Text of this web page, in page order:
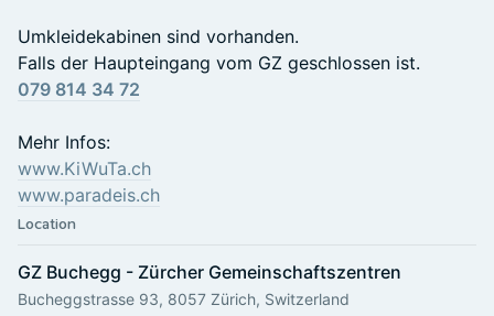
Umkleidekabinen sind vorhanden.
Falls der Haupteingang vom GZ geschlossen ist.
079 814 34 72
Mehr Infos:
www.KiWuTa.ch
www.paradeis.ch
Location
GZ Buchegg - Zürcher Gemeinschaftszentren
Bucheggstrasse 93, 8057 Zürich, Switzerland